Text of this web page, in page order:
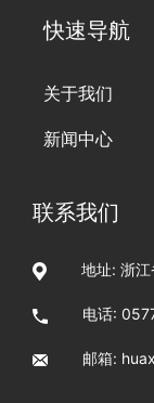
快速导航
关于我们
新闻中心
联系我们
地址: 浙
电话:
邮箱: